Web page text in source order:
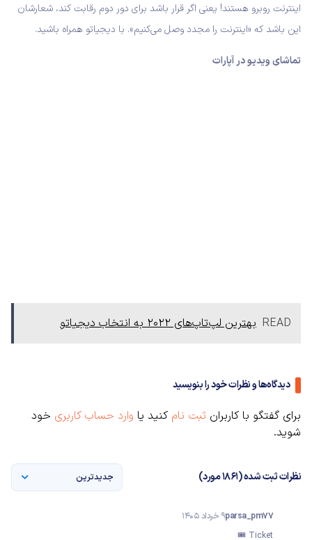
اینترنت روبرو هستند! یعنی اگر قرار باشد برای دور دوم رقابت کند، شعارشان
این باشد که «اینترنت را مجدد وصل می‌کنیم». با دیجیاتو همراه باشید.
تماشای ویدیو در آپارات
READ بهترین لپ‌تاپ‌های ۲۰۲۲ به انتخاب دیجیاتو
دیدگاه‌ها و نظرات خود را بنویسید
برای گفتگو با کاربران ثبت نام کنید یا وارد حساب کاربری خود
شوید.
نظرات ثبت شده (1861 مورد) جدیدترین
parsa_pm779 خرداد 1405
Ticket 🎟️